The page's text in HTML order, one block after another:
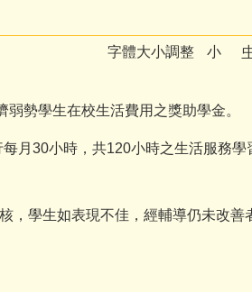
字體大小調整 小
勢學生在校生活費用之獎助學金。
月30小時，共120小時之生活服務學
，學生如表現不佳，經輔導仍未改善